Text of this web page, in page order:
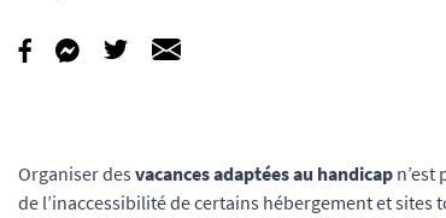
Organiser des vacances adaptées au handicap n’est
de l’inaccessibilité de certains hébergement et